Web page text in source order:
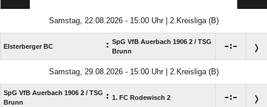
Samstag, 22.08.2026 - 15:00 Uhr | 2.Kreisliga (B)
Elsterberger BC : SpG VfB Auerbach 1906 2 /​ TSG
Brunn
:
Samstag, 29.08.2026 - 15:00 Uhr | 2.Kreisliga (B)
SpG VfB Auerbach 1906 2 /​ TSG
Brunn
: 1. FC Rodewisch 2 :